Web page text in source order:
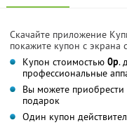
Скачайте приложение
покажите купон с экрана
Купон стоимостью 0р.
профессиональные
Вы можете
подарок
Один купон